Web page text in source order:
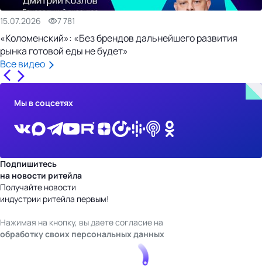
15.07.2026 7 781
«Коломенский»: «Без брендов дальнейшего развития
рынка готовой еды не будет»
Все видео
Мы в соцсетях
Подпишитесь
на новости ритейла
Получайте новости
индустрии ритейла первым!
Нажимая на кнопку, вы даете согласие на
обработку своих персональных данных